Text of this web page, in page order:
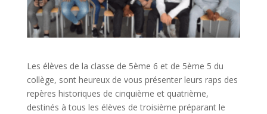
Les élèves de la classe de 5ème 6 et de 5ème 5 du
collège, sont heureux de vous présenter leurs raps des
repères historiques de cinquième et quatrième,
destinés à tous les élèves de troisième préparant le